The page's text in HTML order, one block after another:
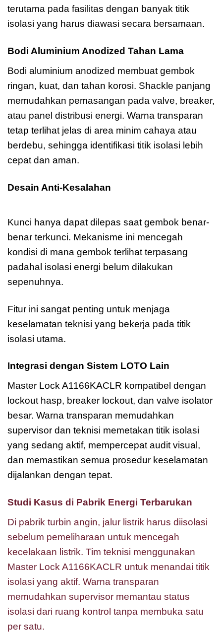
terutama pada fasilitas dengan banyak titik
isolasi yang harus diawasi secara bersamaan.
Bodi Aluminium Anodized Tahan Lama
Bodi aluminium anodized membuat gembok
ringan, kuat, dan tahan korosi. Shackle panjang
memudahkan pemasangan pada valve, breaker,
atau panel distribusi energi. Warna transparan
tetap terlihat jelas di area minim cahaya atau
berdebu, sehingga identifikasi titik isolasi lebih
cepat dan aman.
Desain Anti-Kesalahan
Kunci hanya dapat dilepas saat gembok benar-
benar terkunci. Mekanisme ini mencegah
kondisi di mana gembok terlihat terpasang
padahal isolasi energi belum dilakukan
sepenuhnya.
Fitur ini sangat penting untuk menjaga
keselamatan teknisi yang bekerja pada titik
isolasi utama.
Integrasi dengan Sistem LOTO Lain
Master Lock A1166KACLR kompatibel dengan
lockout hasp, breaker lockout, dan valve isolator
besar. Warna transparan memudahkan
supervisor dan teknisi memetakan titik isolasi
yang sedang aktif, mempercepat audit visual,
dan memastikan semua prosedur keselamatan
dijalankan dengan tepat.
Studi Kasus di Pabrik Energi Terbarukan
Di pabrik turbin angin, jalur listrik harus diisolasi
sebelum pemeliharaan untuk mencegah
kecelakaan listrik. Tim teknisi menggunakan
Master Lock A1166KACLR untuk menandai titik
isolasi yang aktif. Warna transparan
memudahkan supervisor memantau status
isolasi dari ruang kontrol tanpa membuka satu
per satu.